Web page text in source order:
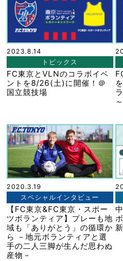
2023.8.14
トピックス
FC東京とVLNのコラボイベ
ントを8/26(土)に開催！＠
国立競技場
～
2020.3.19
スペシャルインタビュー
【FC東京&FC東京・スポー
ツボランティア】プレーも地
域も「ありがとう」の循環か
ら －地元ボランティアと選
手の二人三脚が生んだ思わぬ
産物－
新